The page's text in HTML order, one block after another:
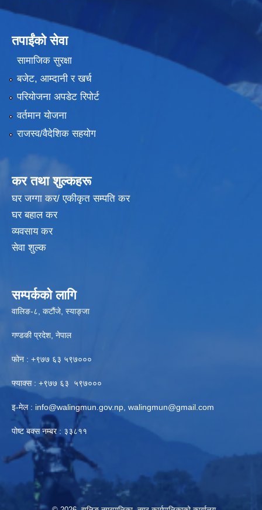
तपाईंको सेवा
सामाजिक सुरक्षा
बजेट, आम्दानी र खर्च
परियोजना अपडेट रिपोर्ट
वर्तमान योजना
राजस्व/वैदेशिक सहयोग
कर तथा शुल्कहरू
घर जग्गा कर/ एकीकृत सम्पति कर
घर बहाल कर
व्यवसाय कर
सेवा शुल्क
सम्पर्कको लागि
वालिङ-८, कटौंजे, स्याङ्जा
गण्डकी प्रदेश, नेपाल
फोन : +९७७ ६३ ५९७०००
फ्याक्स : +९७७ ६३ ५९७०००
इ-मेल : info@walingmun.gov.np walingmun@gmail.com
पोष्ट बक्स नम्बर : ३३८११